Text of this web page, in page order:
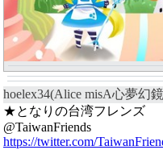
hoelex34(Alice misA心夢幻
★となりの台湾フレンズ
@TaiwanFriends
https://twitter.com/